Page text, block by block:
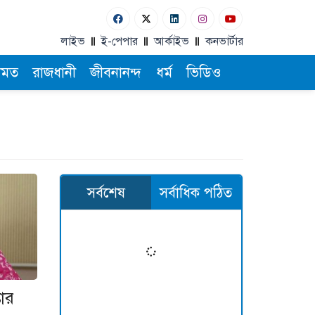
লাইভ ই-পেপার আর্কাইভ কনভার্টার
রাজধানী জীবনানন্দ ধর্ম ভিডিও
সর্বশেষ সর্বাধিক পঠিত